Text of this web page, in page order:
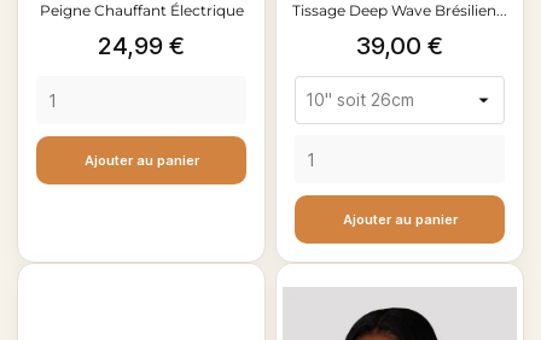
Peigne Chauffant Électrique
Prix
24,99 €
Ajouter au panier
Tissage Deep Wave Brésilien...
Prix
39,00 €
Ajouter au panier